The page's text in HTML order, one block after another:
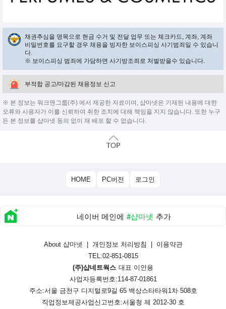
채권추심을 명목으로 현금 수거 및 전달 업무 또는 체크카드, 계좌, 계좌
비밀번호를 요구할 경우 채용을 빙자한 보이스피싱 사기범죄일 수 있습니
다.
※ 보이스피싱 범죄에 가담하면 사기방조죄로 처벌받을수 있습니다.
부적합 공고/마감된 채용정보 신고
※ 본 정보는 워크맨그룹(주) 에서 제공한 자료이며, 샵마넷은 기재된 내용에 대한
오류와 사용자가 이를 신뢰하여 취한 조치에 대해 책임을 지지 않습니다. 또한 누구
든 본 정보를 샵마넷 동의 없이 재 배포 할 수 없습니다.
HOME PC버전 로그인
네이버 메인에 #샵마넷 추가
About 샵마넷 개인정보 처리방침
이용약관
TEL:02-851-0815
(주)샵네트웍스 대표 이인용
사업자등록번호:114-87-01861
주소:서울 금천구 디지털로9길 65 백상스타타워1차 508호
직업정보제공사업신고번호:서울청 제 2012-30 호